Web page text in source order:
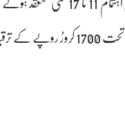
رکھا گیا۔